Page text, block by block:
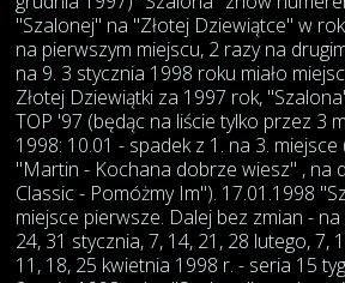
"Szalonej" na "Złotej Dziewiątce" w
na pierwszym miejscu, 2 razy na
na 9. 3 stycznia 1998 roku miało
Złotej Dziewiątki za 1997 rok,
TOP '97 (będąc na liście tylko przez 3
1998: 10.01 - spadek z 1. na 3.
"Martin - Kochana dobrze wiesz" , na
Classic - Pomóżmy Im"). 17.01.1998
miejsce pierwsze. Dalej bez zmian -
24, 31 stycznia, 7, 14, 21, 28 lutego, 7,
11, 18, 25 kwietnia 1998 r. - seria 15